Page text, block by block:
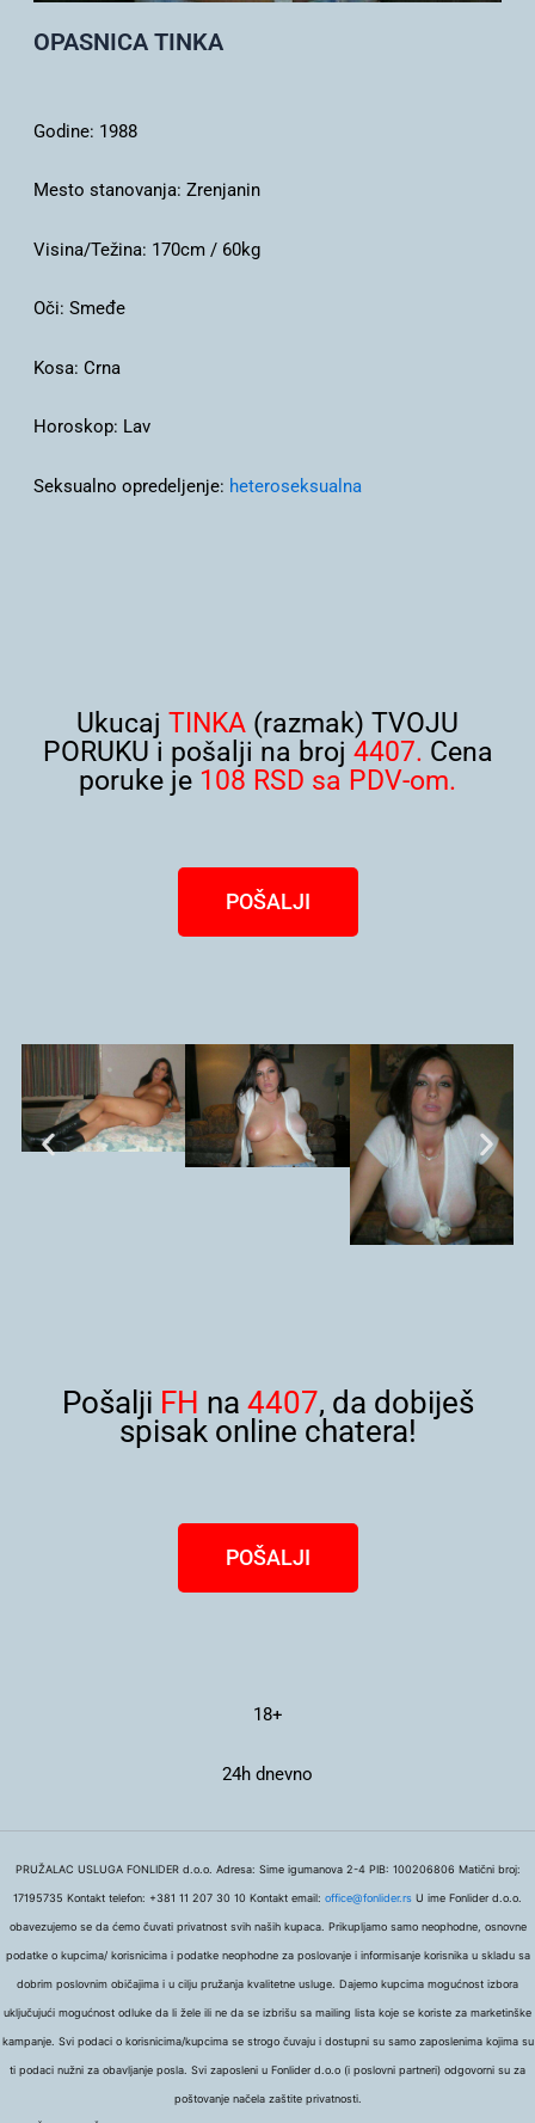
OPASNICA TINKA
Godine: 1988
Mesto stanovanja: Zrenjanin
Visina/Težina: 170cm / 60kg
Oči: Smeđe
Kosa: Crna
Horoskop: Lav
Seksualno opredeljenje: heteroseksualna
Ukucaj TINKA (razmak) TVOJU
PORUKU i pošalji na broj 4407. Cena
poruke je 108 RSD sa PDV-om.
POŠALJI
Pošalji FH na 4407, da dobiješ
spisak online chatera!
POŠALJI
18+
24h dnevno
PRUŽALAC USLUGA FONLIDER d.o.o. Adresa: Sime igumanova 2-4 PIB: 100206806 Matični broj:
17195735 Kontakt telefon: +381 11 207 30 10 Kontakt email: office@fonlider.rs U ime Fonlider d.o.o.
obavezujemo se da ćemo čuvati privatnost svih naših kupaca. Prikupljamo samo neophodne, osnovne
podatke o kupcima/ korisnicima i podatke neophodne za poslovanje i informisanje korisnika u skladu sa
dobrim poslovnim običajima i u cilju pružanja kvalitetne usluge. Dajemo kupcima mogućnost izbora
uključujući mogućnost odluke da li žele ili ne da se izbrišu sa mailing lista koje se koriste za marketinške
kampanje. Svi podaci o korisnicima/kupcima se strogo čuvaju i dostupni su samo zaposlenima kojima su
ti podaci nužni za obavljanje posla. Svi zaposleni u Fonlider d.o.o (i poslovni partneri) odgovorni su za
poštovanje načela zaštite privatnosti.